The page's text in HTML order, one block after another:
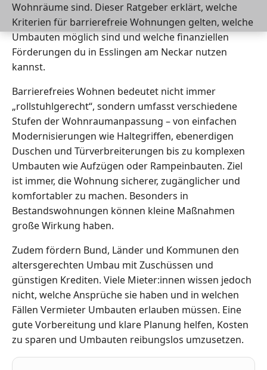
Wohnräume sind. Dieser Ratgeber erklärt, welche
Kriterien für barrierefreie Wohnungen gelten, welche
Umbauten möglich sind und welche finanziellen
Förderungen du in Esslingen am Neckar nutzen
kannst.
Barrierefreies Wohnen bedeutet nicht immer
„rollstuhlgerecht“, sondern umfasst verschiedene
Stufen der Wohnraumanpassung – von einfachen
Modernisierungen wie Haltegriffen, ebenerdigen
Duschen und Türverbreiterungen bis zu komplexen
Umbauten wie Aufzügen oder Rampeinbauten. Ziel
ist immer, die Wohnung sicherer, zugänglicher und
komfortabler zu machen. Besonders in
Bestandswohnungen können kleine Maßnahmen
große Wirkung haben.
Zudem fördern Bund, Länder und Kommunen den
altersgerechten Umbau mit Zuschüssen und
günstigen Krediten. Viele Mieter:innen wissen jedoch
nicht, welche Ansprüche sie haben und in welchen
Fällen Vermieter Umbauten erlauben müssen. Eine
gute Vorbereitung und klare Planung helfen, Kosten
zu sparen und Umbauten reibungslos umzusetzen.